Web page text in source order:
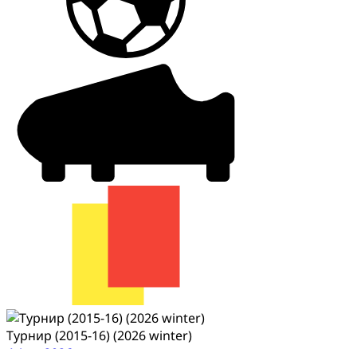
Турнир (2015-16) (2026 winter)